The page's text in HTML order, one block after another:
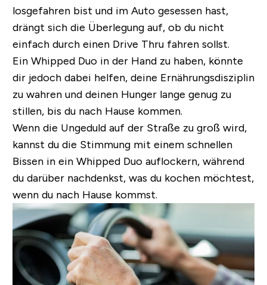
losgefahren bist und im Auto gesessen hast,
drängt sich die Überlegung auf, ob du nicht
einfach durch einen Drive Thru fahren sollst.
Ein Whipped Duo in der Hand zu haben, könnte
dir jedoch dabei helfen, deine Ernährungsdisziplin
zu wahren und deinen Hunger lange genug zu
stillen, bis du nach Hause kommen.
Wenn die Ungeduld auf der Straße zu groß wird,
kannst du die Stimmung mit einem schnellen
Bissen in ein Whipped Duo auflockern, während
du darüber nachdenkst, was du kochen möchtest,
wenn du nach Hause kommst.